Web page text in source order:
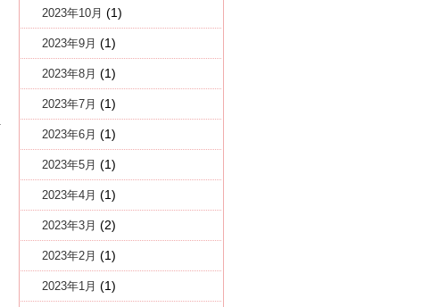
2023年10月 (1)
2023年9月 (1)
2023年8月 (1)
2023年7月 (1)
2023年6月 (1)
2023年5月 (1)
2023年4月 (1)
2023年3月 (2)
2023年2月 (1)
2023年1月 (1)